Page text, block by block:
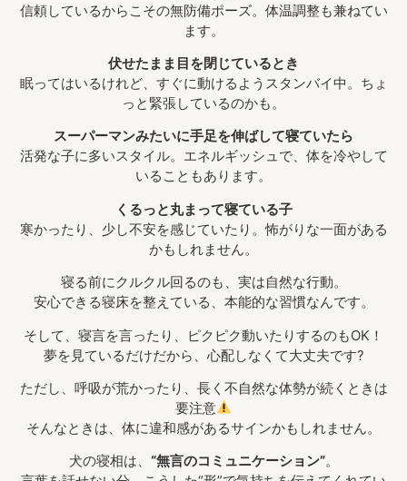
信頼しているからこその無防備ポーズ。体温調整も兼ねてい
ます。
伏せたまま目を閉じているとき
眠ってはいるけれど、すぐに動けるようスタンバイ中。ちょ
っと緊張しているのかも。
スーパーマンみたいに手足を伸ばして寝ていたら
活発な子に多いスタイル。エネルギッシュで、体を冷やして
いることもあります。
くるっと丸まって寝ている子
寒かったり、少し不安を感じていたり。怖がりな一面がある
かもしれません。
寝る前にクルクル回るのも、実は自然な行動。
安心できる寝床を整えている、本能的な習慣なんです。
そして、寝言を言ったり、ピクピク動いたりするのもOK！
夢を見ているだけだから、心配しなくて大丈夫です?
ただし、呼吸が荒かったり、長く不自然な体勢が続くときは
要注意
そんなときは、体に違和感があるサインかもしれません。
犬の寝相は、 “無言のコミュニケーション”。